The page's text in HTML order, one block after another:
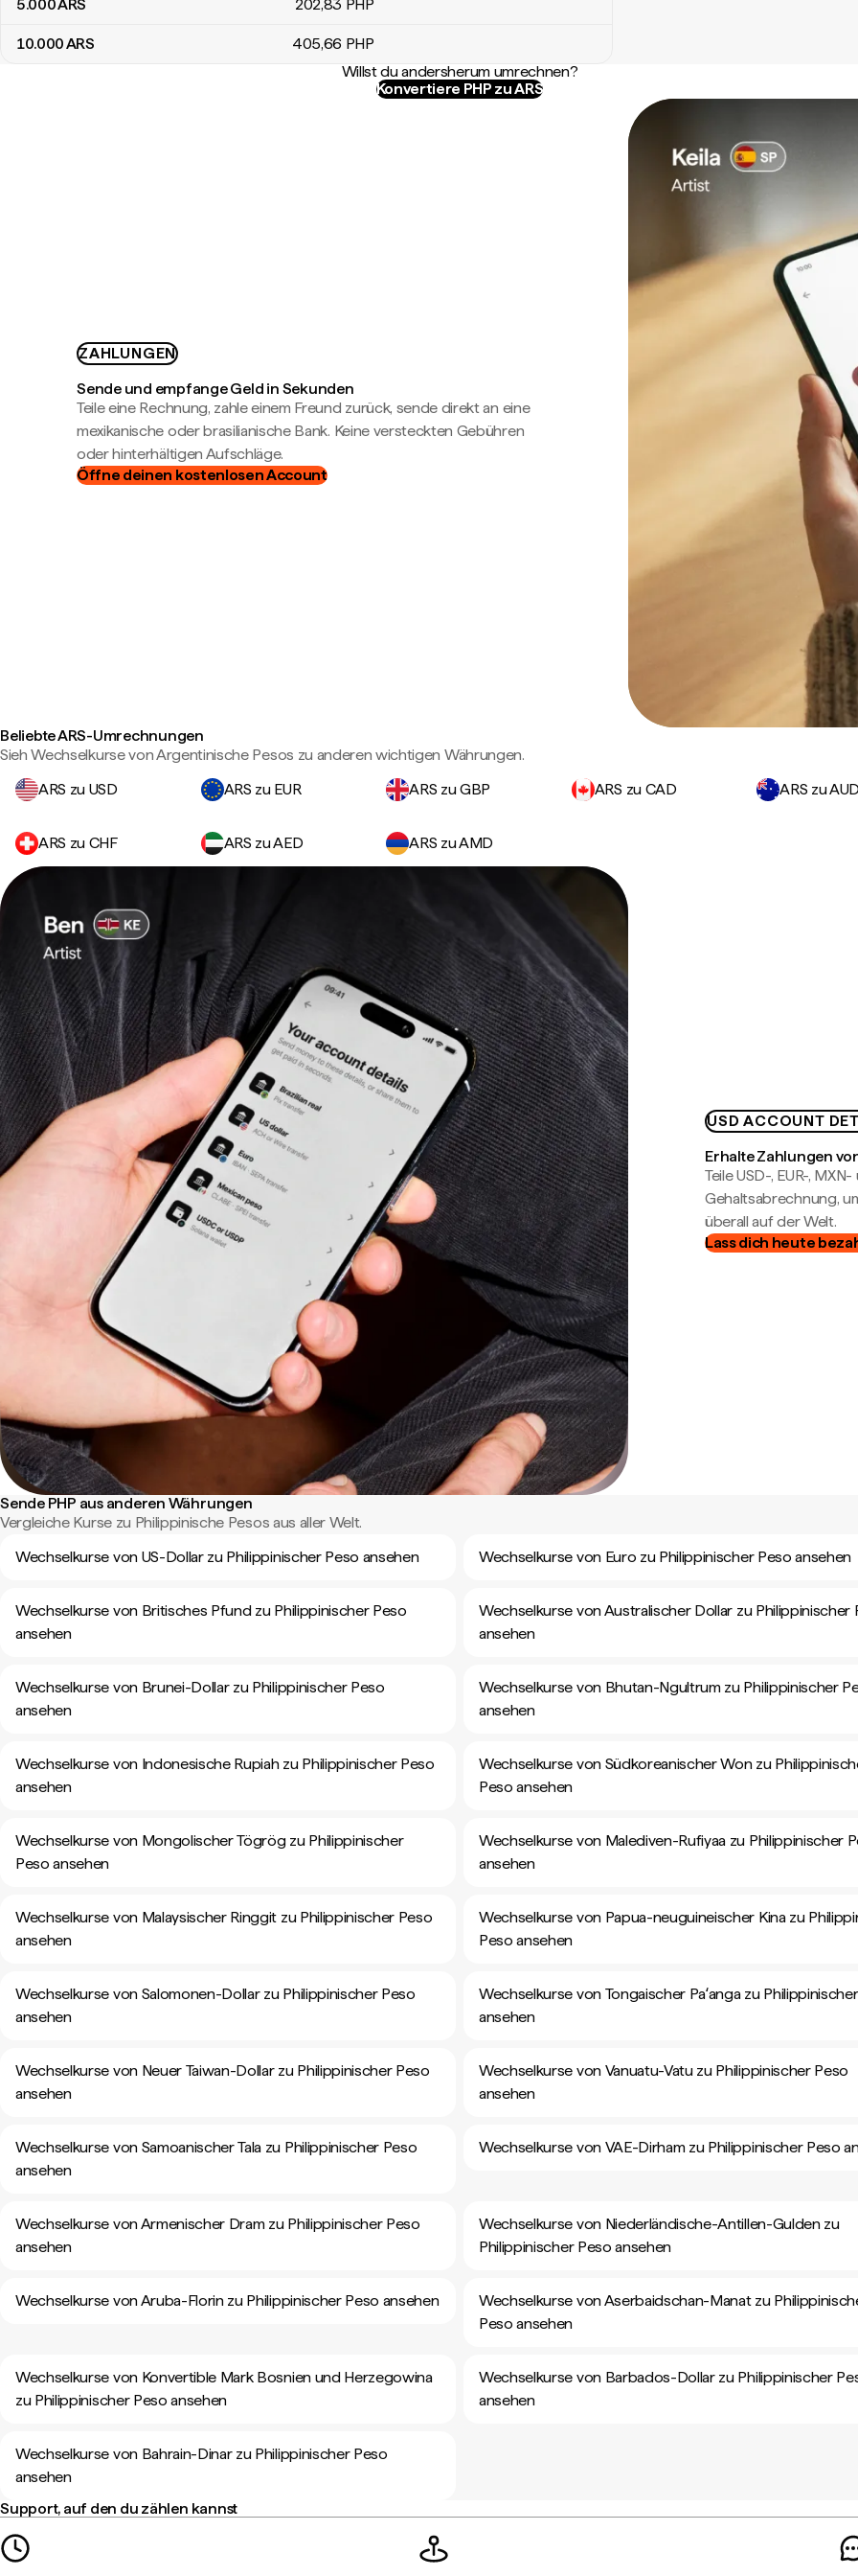
5.000ARS 202,83 PHP
10.000ARS 405,66 PHP
Willst du andersherum umrechnen?
Konvertiere PHP zu ARS
ZAHLUNGEN
Sende und empfange Geld in Sekunden
Teile eine Rechnung, zahle einem Freund zurück, sende direkt an eine
mexikanische oder brasilianische Bank. Keine versteckten Gebühren
oder hinterhältigen Aufschläge.
Öffne deinen kostenlosen Account
Beliebte ARS-Umrechnungen
Sieh Wechselkurse von Argentinische Pesos zu anderen wichtigen Währungen.
ARS zu USD
ARS zu EUR ARS zu GBP ARS zu CAD ARS zu
ARS zu CHF ARS zu AED ARS zu AMD
USD ACCOUNT
Erhalte Zahlungen
Teile USD-, EUR-,
Gehaltsabrechnung,
überall auf der Welt.
Lass dich heute
Sende PHP aus anderen Währungen
Vergleiche Kurse zu Philippinische Pesos aus aller Welt.
Wechselkurse von US-Dollar zu Philippinischer Peso ansehen
Wechselkurse von Euro zu Philippinischer Peso ansehen
Wechselkurse von Britisches Pfund zu Philippinischer Peso
ansehen
Wechselkurse von Australischer Dollar zu Philippinischer
ansehen
Wechselkurse von Brunei-Dollar zu Philippinischer Peso
ansehen
Wechselkurse von Bhutan-Ngultrum zu Philippinischer
ansehen
Wechselkurse von Indonesische Rupiah zu Philippinischer Peso
ansehen
Wechselkurse von Südkoreanischer Won zu
Peso ansehen
Wechselkurse von Mongolischer Tögrög zu Philippinischer
Peso ansehen
Wechselkurse von Malediven-Rufiyaa zu Philippinischer
ansehen
Wechselkurse von Malaysischer Ringgit zu Philippinischer Peso
ansehen
Wechselkurse von Papua-neuguineischer Kina zu
Peso ansehen
Wechselkurse von Salomonen-Dollar zu Philippinischer Peso
ansehen
Wechselkurse von Tongaischer Paʻanga zu
ansehen
Wechselkurse von Neuer Taiwan-Dollar zu Philippinischer Peso
ansehen
Wechselkurse von Vanuatu-Vatu zu Philippinischer Peso
ansehen
Wechselkurse von Samoanischer Tala zu Philippinischer Peso
ansehen
Wechselkurse von VAE-Dirham zu Philippinischer Peso
Wechselkurse von Armenischer Dram zu Philippinischer Peso
ansehen
Wechselkurse von Niederländische-Antillen-Gulden zu
Philippinischer Peso ansehen
Wechselkurse von Aruba-Florin zu Philippinischer Peso ansehen
Wechselkurse von Aserbaidschan-Manat zu
Peso ansehen
Wechselkurse von Konvertible Mark Bosnien und Herzegowina
zu Philippinischer Peso ansehen
Wechselkurse von Barbados-Dollar zu Philippinischer
ansehen
Wechselkurse von Bahrain-Dinar zu Philippinischer Peso
ansehen
Support, auf den du zählen kannst